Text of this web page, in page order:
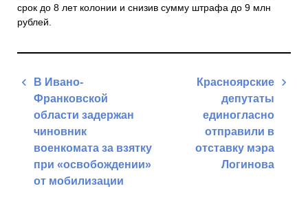
срок до 8 лет колонии и снизив сумму штрафа до 9 млн
рублей.
Навигация
записям
В Ивано-
Франковской
области задержан
чиновник
военкомата за взятку
при «освобождении»
от мобилизации
Красноярские
депутаты
единогласно
отправили в
отставку мэра
Логинова